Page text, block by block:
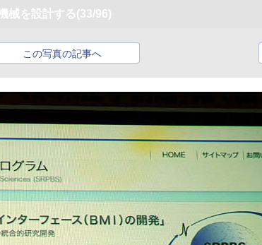
械を設計する(33/96)
この写真の記事へ